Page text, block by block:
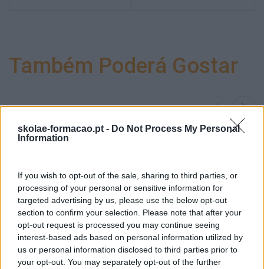
skolae-formacao.pt - Do Not Process My Personal
Information
If you wish to opt-out of the sale, sharing to third parties, or
processing of your personal or sensitive information for
targeted advertising by us, please use the below opt-out
section to confirm your selection. Please note that after your
opt-out request is processed you may continue seeing
interest-based ads based on personal information utilized by
us or personal information disclosed to third parties prior to
your opt-out. You may separately opt-out of the further
Também Poderá Gostar
Sustentabilidade
Corporativa, Qual O Papel
Criatividade É Das
Competências Mais
Colaboradores